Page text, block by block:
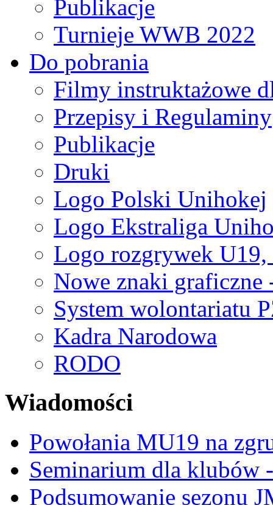
Publikacje
Turnieje WWB 2022
Do pobrania
Filmy instruktażowe
Przepisy i Regulaminy
Publikacje
Druki
Logo Polski Unihokej
Logo Ekstraliga
Logo rozgrywek
Nowe znaki graficzne
System wolontariatu
Kadra Narodowa
RODO
Wiadomości
Powołania MU19 na
Seminarium dla klubów
Podsumowanie sezonu